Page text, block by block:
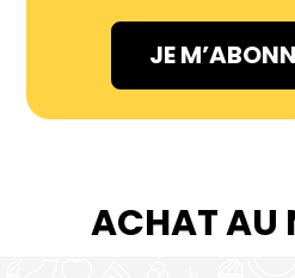
JE
ACHAT AU